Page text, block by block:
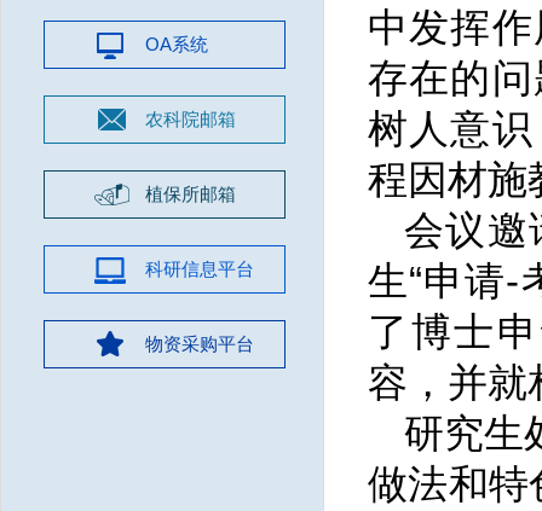
OA系统
农科院邮箱
植保所邮箱
科研信息平台
物资采购平台
中发挥
存在的
树人意
程因材施
会议邀
生“申请-
了博士
容，并就
研究生
做法和特